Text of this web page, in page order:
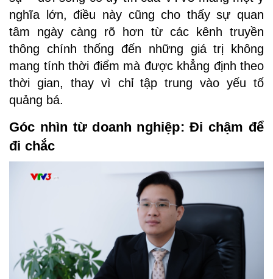
nghĩa lớn, điều này cũng cho thấy sự quan
tâm ngày càng rõ hơn từ các kênh truyền
thông chính thống đến những giá trị không
mang tính thời điểm mà được khẳng định theo
thời gian, thay vì chỉ tập trung vào yếu tố
quảng bá.
Góc nhìn từ doanh nghiệp: Đi chậm để
đi chắc